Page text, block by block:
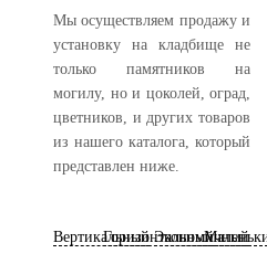
Мы осуществляем продажу и
установку на кладбище не
только памятников на
могилу, но и цоколей, оград,
цветников, и других товаров
из нашего каталога, который
представлен ниже.
ВертикальныйГоризонтальный
Экономичный